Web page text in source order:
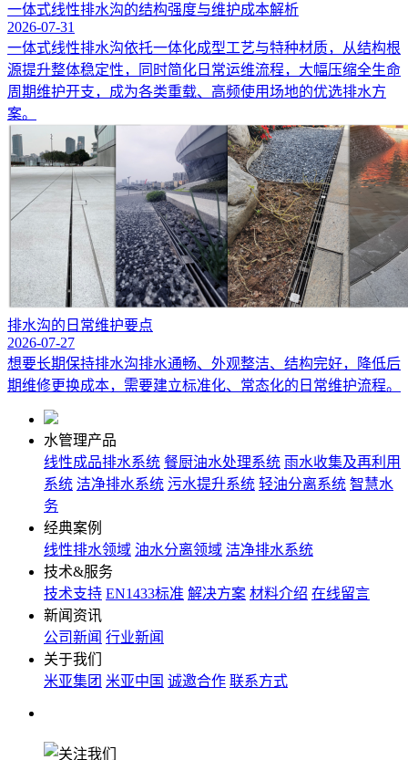
一体式线性排水沟的结构强度与维护成本解析
2026-07-31
一体式线性排水沟依托一体化成型工艺与特种材质，从结构根
源提升整体稳定性，同时简化日常运维流程，大幅压缩全生命
周期维护开支，成为各类重载、高频使用场地的优选排水方
案。
排水沟的日常维护要点
2026-07-27
想要长期保持排水沟排水通畅、外观整洁、结构完好，降低后
期维修更换成本，需要建立标准化、常态化的日常维护流程。
水管理产品
线性成品排水系统 餐厨油水处理系统 雨水收集及再利用
系统 洁净排水系统 污水提升系统 轻油分离系统 智慧水
务
经典案例
线性排水领域 油水分离领域 洁净排水系统
技术&服务
技术支持 EN1433标准 解决方案 材料介绍 在线留言
新闻资讯
公司新闻 行业新闻
关于我们
米亚集团 米亚中国 诚邀合作 联系方式